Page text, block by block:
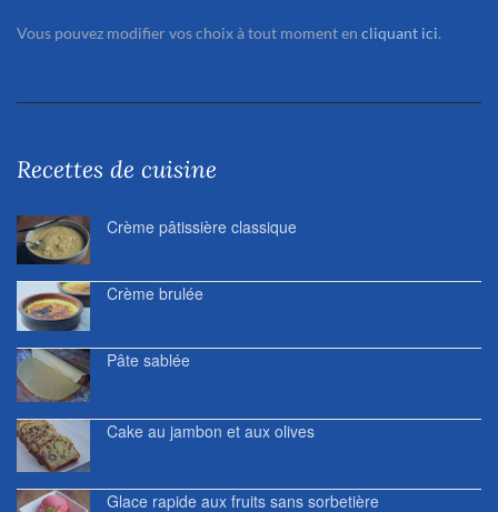
Vous pouvez modifier vos choix à tout moment en cliquant ici.
Recettes de cuisine
Crème pâtissière classique
Crème brulée
Pâte sablée
Cake au jambon et aux olives
Glace rapide aux fruits sans sorbetière